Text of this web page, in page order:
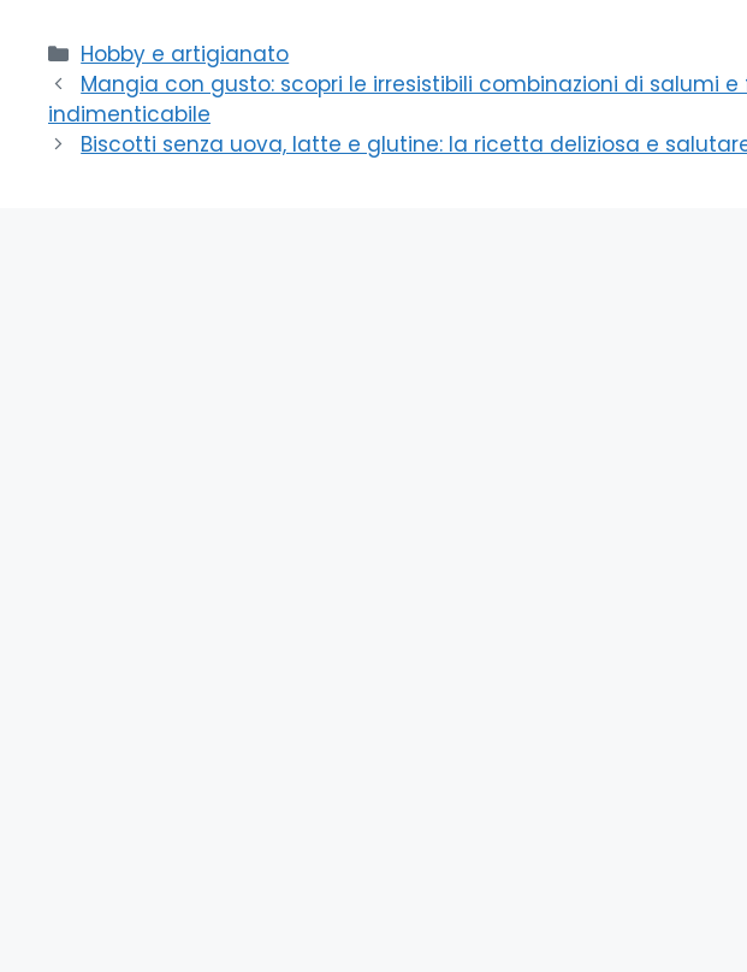
Categorie
Hobby e artigianato
Mangia con gusto: scopri le irresistibili combinazioni di salumi
indimenticabile
Biscotti senza uova, latte e glutine: la ricetta deliziosa e